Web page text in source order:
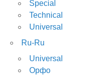
Special
Technical
Universal
Ru-Ru
Universal
Орфо